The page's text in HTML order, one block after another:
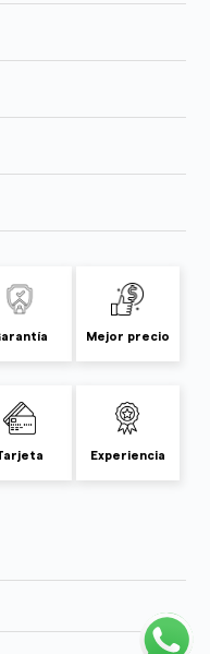
Mejor precio
Experiencia